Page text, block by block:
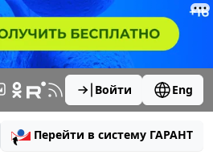
Войти Eng
Перейти в систему ГАРАНТ